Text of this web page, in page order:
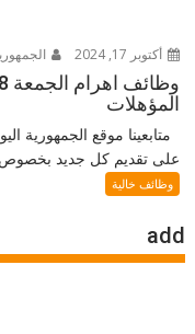
أكتوبر 17, 2024
المؤهلات
متابعينا موقع الجمهورية
على تقديم كل جديد
وظائف خالية
add